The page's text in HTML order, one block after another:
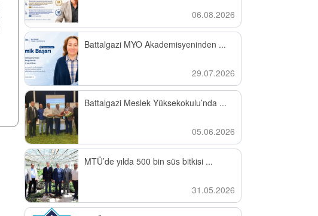
06.08.2026
Battalgazi MYO Akademisyeninden ...
29.07.2026
Battalgazi Meslek Yüksekokulu’nda ...
05.06.2026
MTÜ’de yılda 500 bin süs bitkisi ...
31.05.2026